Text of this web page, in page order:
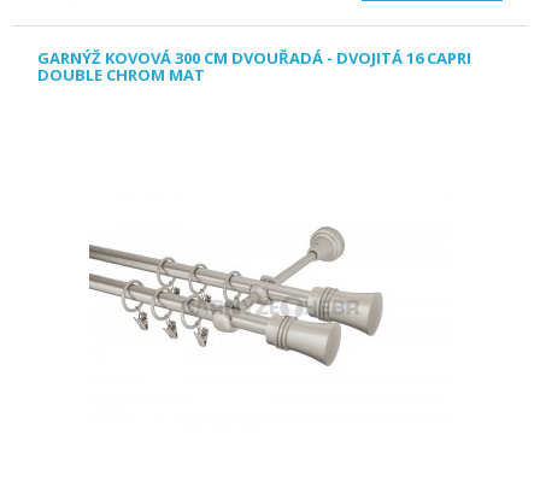
GARNÝŽ KOVOVÁ 300 CM DVOUŘADÁ - DVOJITÁ 16 CAPRI
DOUBLE CHROM MAT